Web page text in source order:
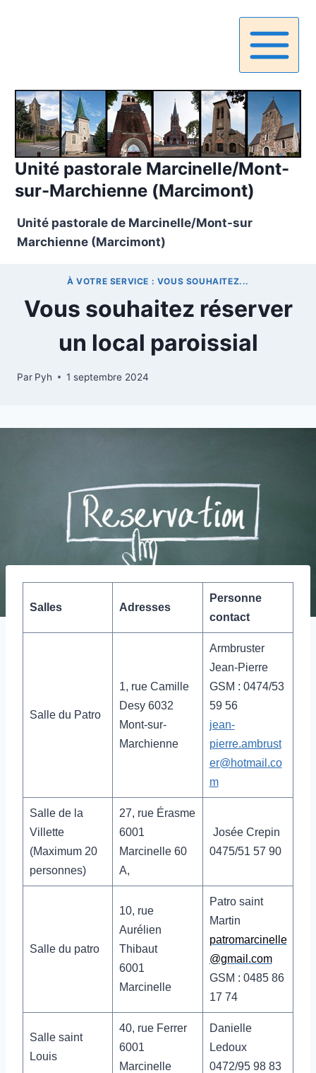
Unité pastorale Marcinelle/Mont-
sur-Marchienne (Marcimont)
Unité pastorale de Marcinelle/Mont-sur
Marchienne (Marcimont)
À VOTRE SERVICE : VOUS SOUHAITEZ...
Vous souhaitez réserver
un local paroissial
Par Pyh 1 septembre 2024
Salles Adresses
Personne
contact
Salle du Patro
1, rue Camille
Desy 6032
Mont-sur-
Marchienne
Armbruster
Jean-Pierre
GSM : 0474/53
59 56
jean-
pierre.ambrust
er@hotmail.co
m
Salle de la
Villette
(Maximum 20
personnes)
27, rue Érasme
6001
Marcinelle 60
A,
Josée Crepin
0475/51 57 90
Salle du patro
10, rue
Aurélien
Thibaut
6001
Marcinelle
Patro saint
Martin
patromarcinelle
@gmail.com
GSM : 0485 86
17 74
Salle saint
Louis
40, rue Ferrer
6001
Marcinelle
Danielle
Ledoux
0472/95 98 83